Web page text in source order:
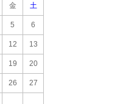
金 土
5 6
12 13
19 20
26 27